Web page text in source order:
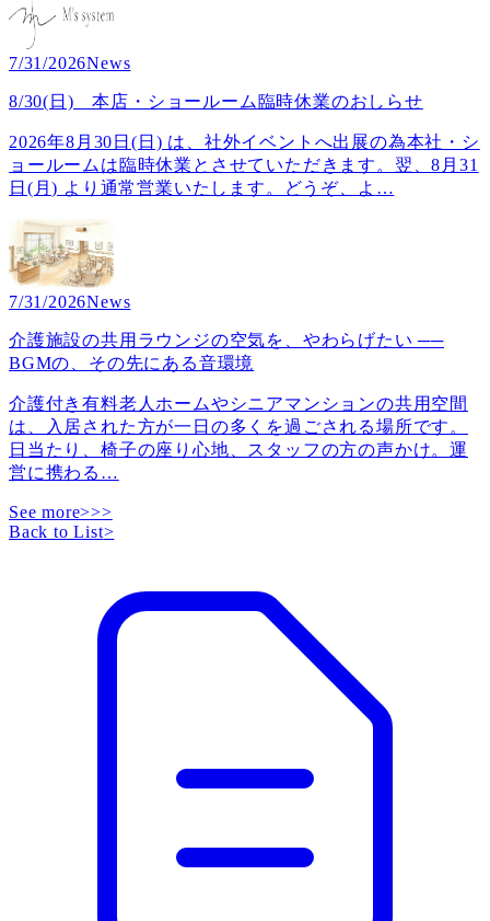
7/31/2026News
8/30(日) 本店・ショールーム臨時休業のおしらせ
2026年8月30日(日) は、社外イベントへ出展の為本社・シ
ョールームは臨時休業とさせていただきます。翌、8月31
日(月) より通常営業いたします。どうぞ、よ …
7/31/2026News
介護施設の共用ラウンジの空気を、やわらげたい ──
BGMの、その先にある音環境
介護付き有料老人ホームやシニアマンションの共用空間
は、入居された方が一日の多くを過ごされる場所です。
日当たり、椅子の座り心地、スタッフの方の声かけ。運
営に携わる …
See more>>>
Back to List>